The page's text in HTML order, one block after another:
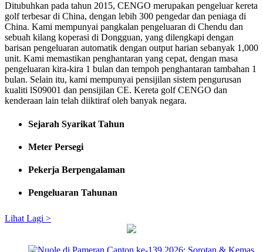
Ditubuhkan pada tahun 2015, CENGO merupakan pengeluar kereta
golf terbesar di China, dengan lebih 300 pengedar dan peniaga di
China. Kami mempunyai pangkalan pengeluaran di Chendu dan
sebuah kilang koperasi di Dongguan, yang dilengkapi dengan
barisan pengeluaran automatik dengan output harian sebanyak 1,000
unit. Kami memastikan penghantaran yang cepat, dengan masa
pengeluaran kira-kira 1 bulan dan tempoh penghantaran tambahan 1
bulan. Selain itu, kami mempunyai pensijilan sistem pengurusan
kualiti lS09001 dan pensijilan CE. Kereta golf CENGO dan
kenderaan lain telah diiktiraf oleh banyak negara.
Sejarah Syarikat Tahun
Meter Persegi
Pekerja Berpengalaman
Pengeluaran Tahunan
Lihat Lagi >